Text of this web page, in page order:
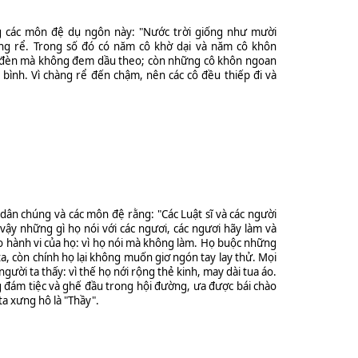
các môn đệ dụ ngôn này: "Nước trời giống như mười
rể. Trong số đó có năm cô khờ dại và năm cô khôn
mà không đem dầu theo; còn những cô khôn ngoan
Vì chàng rể đến chậm, nên các cô đều thiếp đi và
chúng và các môn đệ rằng: "Các Luật sĩ và các người
những gì họ nói với các ngươi, các ngươi hãy làm và
vi của họ: vì họ nói mà không làm. Họ buộc những
còn chính họ lại không muốn giơ ngón tay lay thử. Mọi
ta thấy: vì thế họ nới rộng thẻ kinh, may dài tua áo.
tiệc và ghế đầu trong hội đường, ưa được bái chào
xưng hô là "Thầy".